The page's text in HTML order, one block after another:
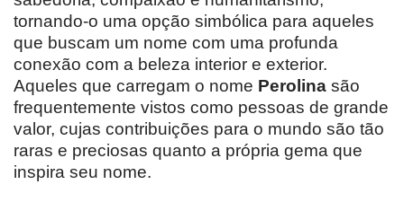
tornando-o uma opção simbólica para aqueles
que buscam um nome com uma profunda
conexão com a beleza interior e exterior.
Aqueles que carregam o nome Perolina são
frequentemente vistos como pessoas de grande
valor, cujas contribuições para o mundo são tão
raras e preciosas quanto a própria gema que
inspira seu nome.